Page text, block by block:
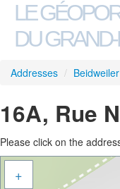
LE
DU
Addresses / Beidweiler
16A, Rue
Please click on the
+